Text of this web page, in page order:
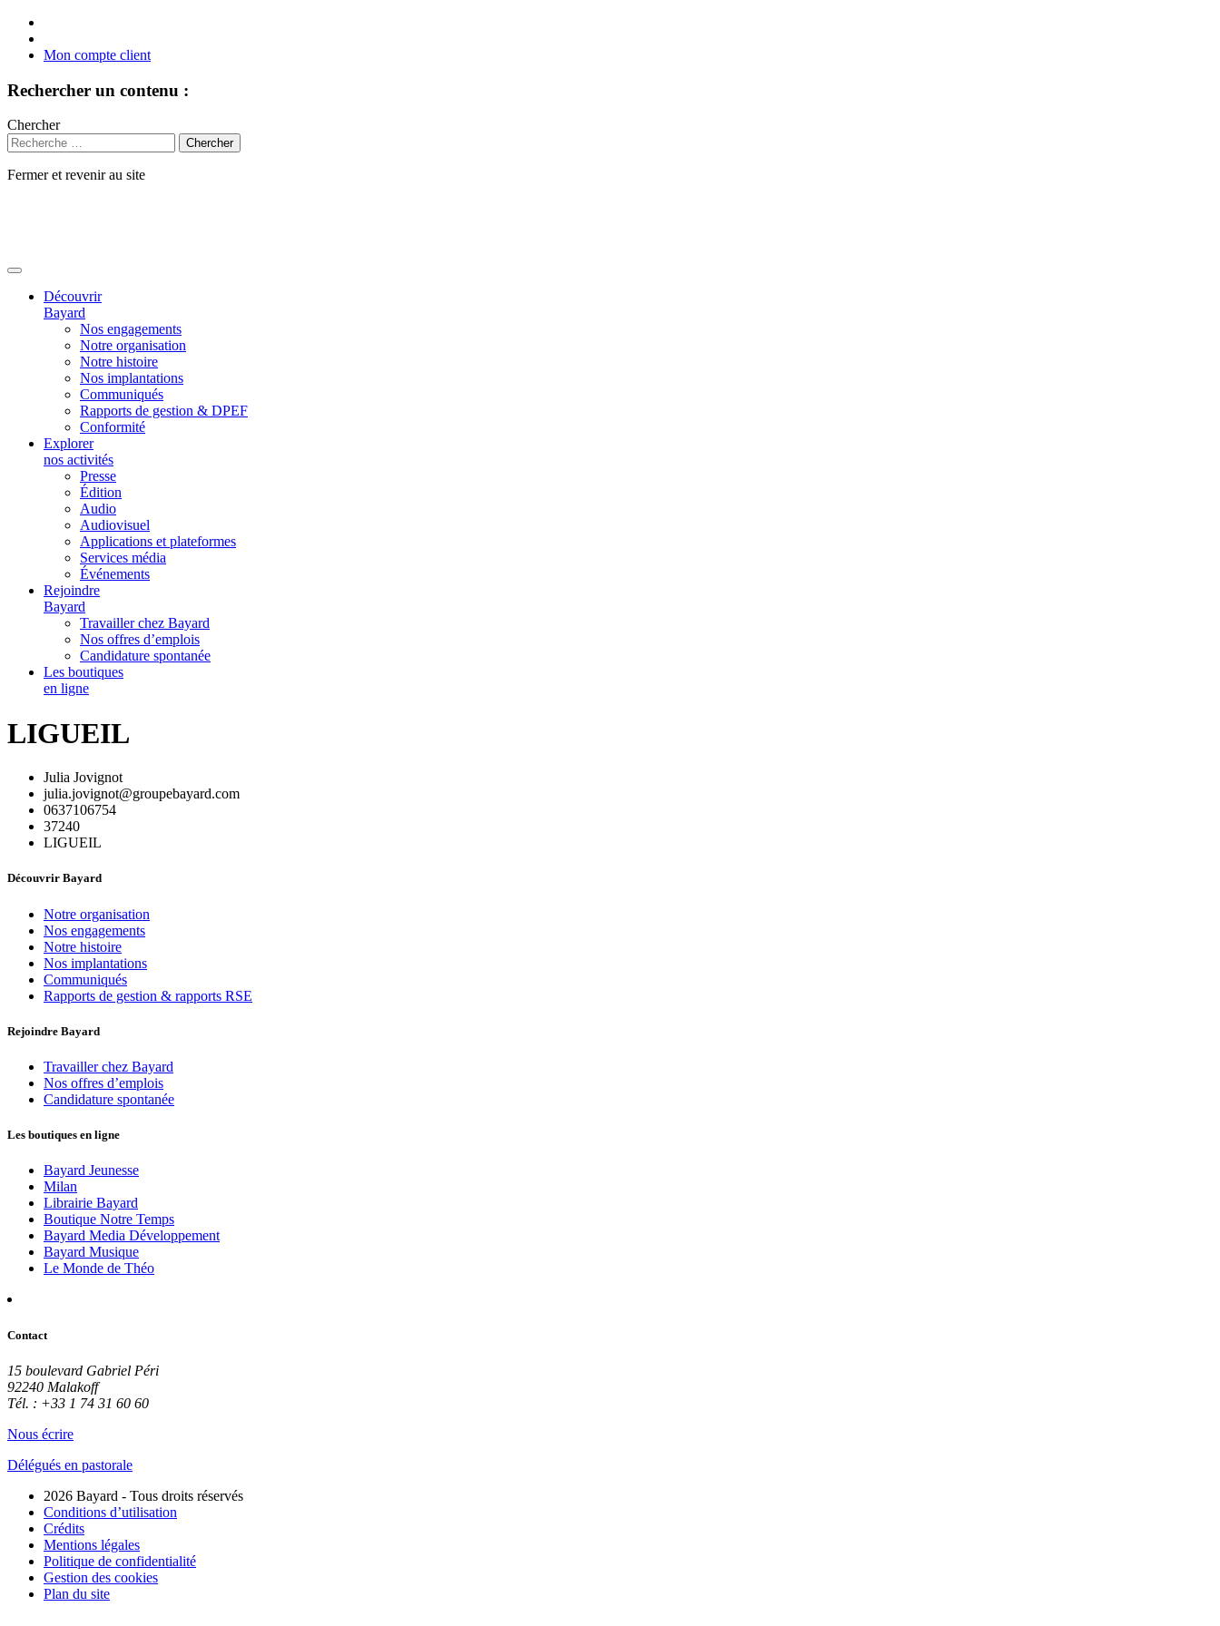
Mon compte client
Rechercher un contenu :
Chercher
Fermer et revenir au site
Découvrir
Bayard
Nos engagements
Notre organisation
Notre histoire
Nos implantations
Communiqués
Rapports de gestion & DPEF
Conformité
Explorer
nos activités
Presse
Édition
Audio
Audiovisuel
Applications et plateformes
Services média
Événements
Rejoindre
Bayard
Travailler chez Bayard
Nos offres d’emplois
Candidature spontanée
Les boutiques
en ligne
LIGUEIL
Julia Jovignot
julia.jovignot@groupebayard.com
0637106754
37240
LIGUEIL
Découvrir Bayard
Notre organisation
Nos engagements
Notre histoire
Nos implantations
Communiqués
Rapports de gestion & rapports RSE
Rejoindre Bayard
Travailler chez Bayard
Nos offres d’emplois
Candidature spontanée
Les boutiques en ligne
Bayard Jeunesse
Milan
Librairie Bayard
Boutique Notre Temps
Bayard Media Développement
Bayard Musique
Le Monde de Théo
Contact
15 boulevard Gabriel Péri
92240 Malakoff
Tél. : +33 1 74 31 60 60
Nous écrire
Délégués en pastorale
2026 Bayard - Tous droits réservés
Conditions d’utilisation
Crédits
Mentions légales
Politique de confidentialité
Gestion des cookies
Plan du site